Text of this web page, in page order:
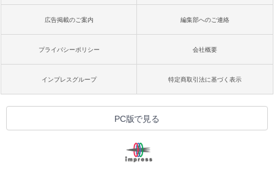
広告掲載のご案内 編集部へのご連絡
プライバシーポリシー 会社概要
インプレスグループ 特定商取引法に基づく表示
PC版で見る